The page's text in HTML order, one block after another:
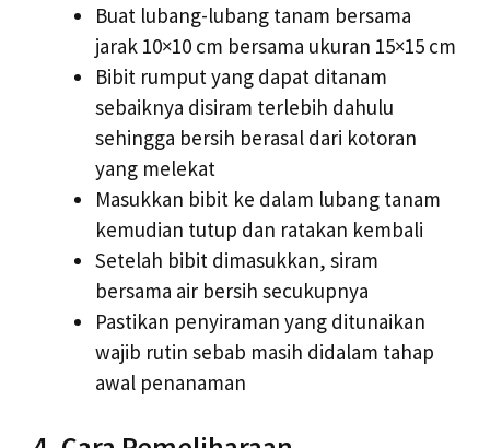
Buat lubang-lubang tanam bersama
jarak 10×10 cm bersama ukuran 15×15 cm
Bibit rumput yang dapat ditanam
sebaiknya disiram terlebih dahulu
sehingga bersih berasal dari kotoran
yang melekat
Masukkan bibit ke dalam lubang tanam
kemudian tutup dan ratakan kembali
Setelah bibit dimasukkan, siram
bersama air bersih secukupnya
Pastikan penyiraman yang ditunaikan
wajib rutin sebab masih didalam tahap
awal penanaman